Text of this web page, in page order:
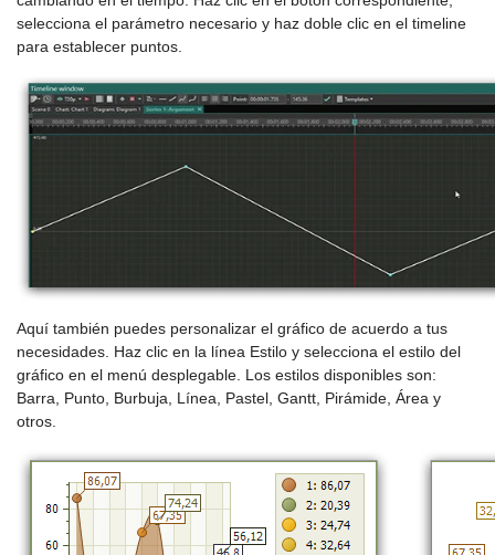
selecciona el parámetro necesario y haz doble clic en el timeline
para establecer puntos.
Aquí también puedes personalizar el gráfico de acuerdo a tus
necesidades. Haz clic en la línea Estilo y selecciona el estilo del
gráfico en el menú desplegable. Los estilos disponibles son:
Barra, Punto, Burbuja, Línea, Pastel, Gantt, Pirámide, Área y
otros.